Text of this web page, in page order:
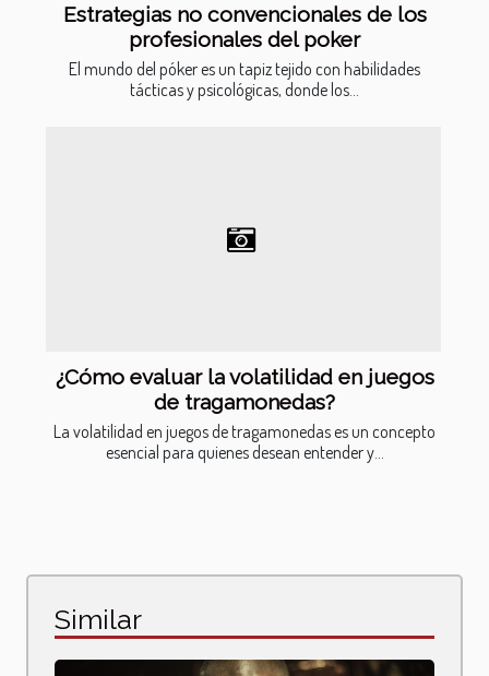
Estrategias no convencionales de los
profesionales del poker
El mundo del póker es un tapiz tejido con habilidades
tácticas y psicológicas, donde los...
¿Cómo evaluar la volatilidad en juegos
de tragamonedas?
La volatilidad en juegos de tragamonedas es un concepto
esencial para quienes desean entender y...
Similar